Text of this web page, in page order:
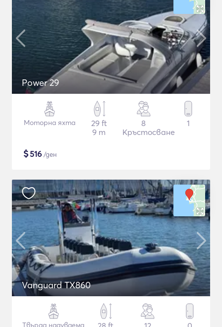
Power 29
Моторна яхта
29 ft
9 m
8
Кръстосване
1
$516 /ден
Vanguard TX860
Твърда надуваема